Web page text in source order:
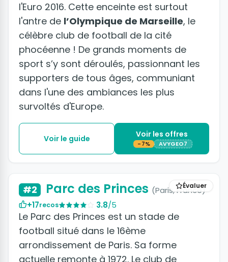
l'Euro 2016. Cette enceinte est surtout
l'antre de l’Olympique de Marseille, le
célèbre club de football de la cité
phocéenne ! De grands moments de
sport s’y sont déroulés, passionnant les
supporters de tous âges, communiant
dans l'une des ambiances les plus
survoltés d'Europe.
Voir le guide Voir les offres
-7% AVYGEO7
Évaluer
#2 Parc des Princes (Paris, France)
+17recos 3.8/5
Le Parc des Princes est un stade de
football situé dans le 16ème
arrondissement de Paris. Sa forme
actuelle remonte à 1972. Le club de